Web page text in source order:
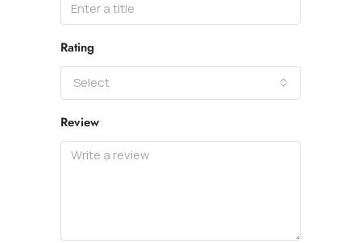
Rating
Select
Review